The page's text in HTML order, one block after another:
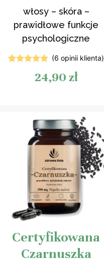
włosy – skóra –
prawidłowe funkcje
psychologiczne
na 5
(6 opinii klienta)
24,90 zł
Certyfikowana
Czarnuszka